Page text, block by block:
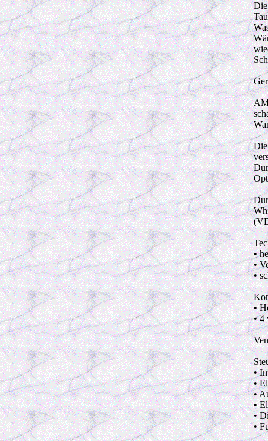
•
•
•
•
• 4
•
•
•
•
•
•